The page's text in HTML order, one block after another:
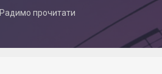
Радимо прочитати